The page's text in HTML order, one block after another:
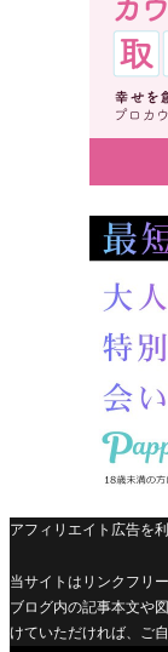
アフィリエイト広告を
当サイトはリンクフリー
ブログ内の記事本文や
けていただければ、ご